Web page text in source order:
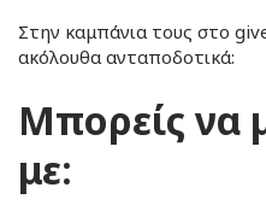
Στην καμπάνια τους στο
ακόλουθα ανταποδοτικά:
Μπορείς να
με: